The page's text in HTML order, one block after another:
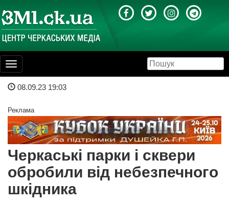
Toggle
navigation
08.09.23 19:03
Реклама
Черкаські парки і сквери
обробили від небезпечного
шкідника